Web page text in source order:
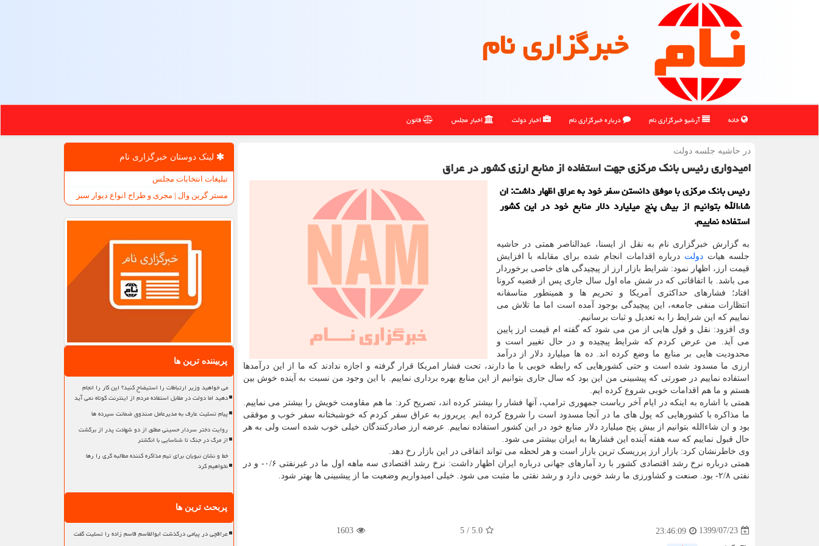
خبرگزاری نام
خانه آرشیو خبرگزاری نام درباره خبرگزاری نام اخبار دولت اخبار مجلس قانون
در حاشیه جلسه دولت
امیدواری رئیس بانك مركزی جهت استفاده از منابع ارزی كشور در عراق
رئیس بانك مركزی با موفق دانستن سفر خود به عراق اظهار داشت: ان
شاءالله بتوانیم از بیش پنج میلیارد دلار منابع خود در این كشور
استفاده نماییم.
به گزارش خبرگزاری نام به نقل از ایسنا، عبدالناصر همتی در حاشیه
جلسه هیات دولت درباره اقدامات انجام شده برای مقابله با افزایش
قیمت ارز، اظهار نمود: شرایط بازار ارز از پیچیدگی های خاصی برخوردار
می باشد. با اتفاقاتی که در شش ماه اول سال جاری پس از قضیه کرونا
افتاد؛ فشارهای حداکثری آمریکا و تحریم ها و همینطور متاسفانه
انتظارات منفی جامعه، این پیچیدگی بوجود آمده است اما ما تلاش می
نماییم که این شرایط را به تعدیل و ثبات برسانیم.
وی افزود: نقل و قول هایی از من می شود که گفته ام قیمت ارز پایین
می آید. من عرض کردم که شرایط پیچیده و در حال تغییر است و
محدودیت هایی بر منابع ما وضع کرده اند. ده ها میلیارد دلار از درآمد
ارزی ما مسدود شده است و حتی کشورهایی که رابطه خوبی با ما دارند، تحت فشار امریکا قرار گرفته و اجازه ندادند که ما از این درآمدها
استفاده نماییم در صورتی که پیشبینی من این بود که سال جاری بتوانیم از این منابع بهره برداری نماییم. با این وجود من نسبت به آینده خوش بین
هستم و ما هم اقدامات خوبی شروع کرده ایم.
همتی با اشاره به اینکه در ایام آخر ریاست جمهوری ترامپ، آنها فشار را بیشتر کرده اند، تصریح کرد: ما هم مقاومت خویش را بیشتر می نماییم.
ما مذاکره با کشورهایی که پول های ما در آنجا مسدود است را شروع کرده ایم. پریروز به عراق سفر کردم که خوشبختانه سفر خوب و موفقی
بود و ان شاءالله بتوانیم از بیش پنج میلیارد دلار منابع خود در این کشور استفاده نماییم. عرضه ارز صادرکنندگان خیلی خوب شده است ولی به هر
حال قبول نماییم که سه هفته آینده این فشارها به ایران بیشتر می شود.
وی خاطرنشان کرد: بازار ارز پرریسک ترین بازار است و هر لحظه می تواند اتفاقی در این بازار رخ دهد.
همتی درباره نرخ رشد اقتصادی کشور با رد آمارهای جهانی درباره ایران اظهار داشت: نرخ رشد اقتصادی سه ماهه اول ما در غیرنفتی ۰/۶- و در
نفتی ۲/۸- بود. صنعت و کشاورزی ما رشد خوبی دارد و رشد نفتی ما مثبت می شود. خیلی امیدواریم وضعیت ما از پیشبینی ها بهتر شود.
1399/07/23
23:46:09
5.0
/
5
1603
لینک دوستان خبرگزاری نام
تبلیغات انتخابات مجلس
مستر گرین وال | مجری و طراح انواع دیوار سبز
پربیننده ترین ها
می خواهید وزیر ارتباطات را استیضاح کنید؟ این کار را انجام
دهید اما دولت در مقابل استفاده مردم از اینترنت کوتاه نمی آید
پیام تسلیت عارف به مدیرعامل صندوق ضمانت سپرده ها
روایت دختر سردار حسینی مطلق از دو شهادت پدر از برگشت
از مرگ در جنگ تا شناسایی با انگشتر
خط و نشان نبویان برای تیم مذاکره کننده مطالبه گری را رها
نخواهیم کرد
پربحث ترین ها
عراقچی در پیامی درگذشت ابوالقاسم قاسم زاده را تسلیت گفت